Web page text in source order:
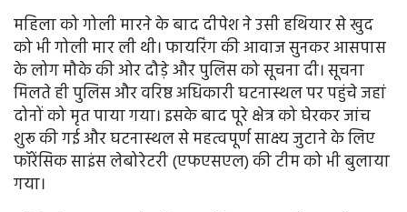
महिला को गोली मारने के बाद दीपेश ने उसी हथियार से खुद
को भी गोली मार ली थी। फायरिंग की आवाज सुनकर आसपास
के लोग मौके की ओर दौड़े और पुलिस को सूचना दी। सूचना
मिलते ही पुलिस और वरिष्ठ अधिकारी घटनास्थल पर पहुंचे जहां
दोनों को मृत पाया गया। इसके बाद पूरे क्षेत्र को घेरकर जांच
शुरू की गई और घटनास्थल से महत्वपूर्ण साक्ष्य जुटाने के लिए
फॉरेंसिक साइंस लेबोरेटरी (एफएसएल) की टीम को भी बुलाया
गया।